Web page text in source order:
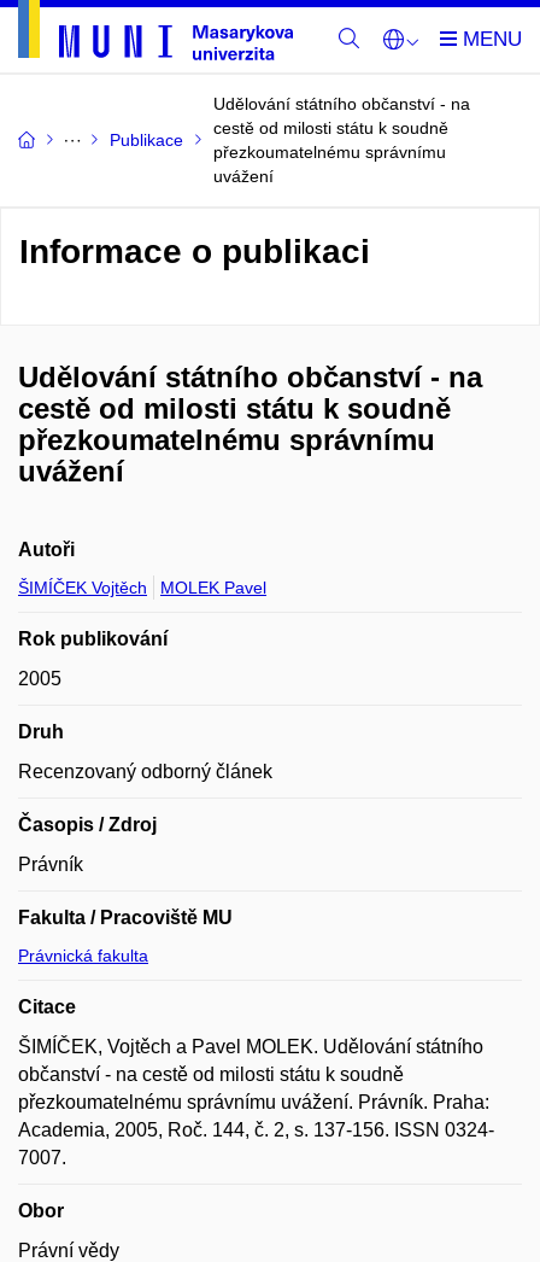
Publikace
Udělování státního občanství - na
cestě od milosti státu k soudně
přezkoumatelnému správnímu
uvážení
Informace o publikaci
Udělování státního občanství - na
cestě od milosti státu k soudně
přezkoumatelnému správnímu
uvážení
Autoři
ŠIMÍČEK Vojtěch MOLEK Pavel
Rok publikování
2005
Druh
Recenzovaný odborný článek
Časopis / Zdroj
Právník
Fakulta / Pracoviště MU
Právnická fakulta
Citace
ŠIMÍČEK, Vojtěch a Pavel MOLEK. Udělování státního
občanství - na cestě od milosti státu k soudně
přezkoumatelnému správnímu uvážení. Právník. Praha:
Academia, 2005, Roč. 144, č. 2, s. 137-156. ISSN 0324-
7007.
Obor
Právní vědy